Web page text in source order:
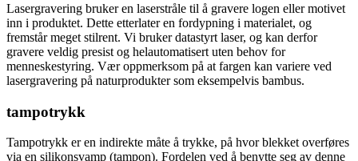
Lasergravering bruker en laserstråle til å gravere logen eller motivet
inn i produktet. Dette etterlater en fordypning i materialet, og
fremstår meget stilrent. Vi bruker datastyrt laser, og kan derfor
gravere veldig presist og helautomatisert uten behov for
menneskestyring. Vær oppmerksom på at fargen kan variere ved
lasergravering på naturprodukter som eksempelvis bambus.
tampotrykk
Tampotrykk er en indirekte måte å trykke, på hvor blekket overføres
via en silikonsvamp (tampon). Fordelen ved å benytte seg av denne